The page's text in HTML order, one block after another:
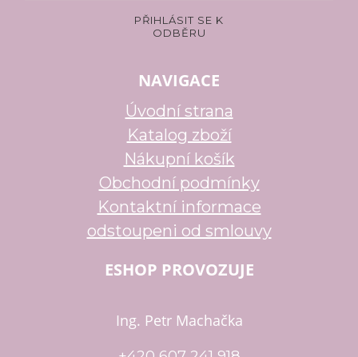
NAVIGACE
Úvodní strana
Katalog zboží
Nákupní košík
Obchodní podmínky
Kontaktní informace
odstoupeni od smlouvy
ESHOP PROVOZUJE
Ing. Petr Machačka